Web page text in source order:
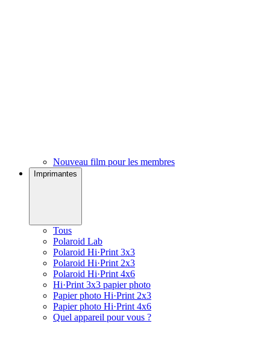
Nouveau film pour les membres
Imprimantes
Tous
Polaroid Lab
Polaroid Hi·Print 3x3
Polaroid Hi·Print 2x3
Polaroid Hi·Print 4x6
Hi·Print 3x3 papier photo
Papier photo Hi·Print 2x3
Papier photo Hi·Print 4x6
Quel appareil pour vous ?